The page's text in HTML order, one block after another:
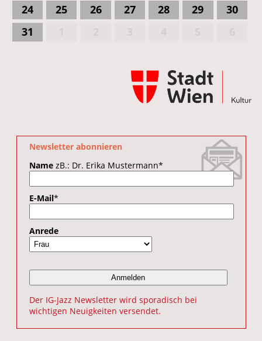
24
25 26 27 28 29
30
31
Newsletter abonnieren
NamezB.: Dr. Erika Mustermann*
E-Mail*
Anrede
Der IG-Jazz Newsletter wird sporadisch bei
wichtigen Neuigkeiten versendet.